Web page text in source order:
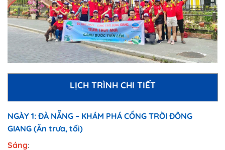
LỊCH TRÌNH CHI TIẾT
NGÀY 1: ĐÀ NẴNG – KHÁM PHÁ CỔNG TRỜI ĐÔNG
GIANG (Ăn trưa, tối)
Sáng: